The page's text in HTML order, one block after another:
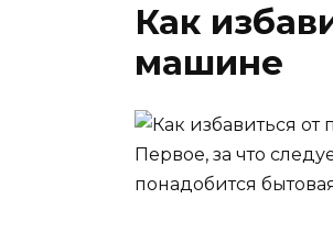
Как
машине
Первое, за что
понадобится